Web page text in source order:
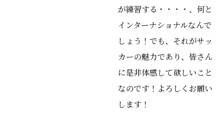
が練習する・・・・、何と
インターナショナルなんで
しょう！でも、それがサッ
カーの魅力であり、皆さん
に是非体感して欲しいこと
なのです！よろしくお願い
します！